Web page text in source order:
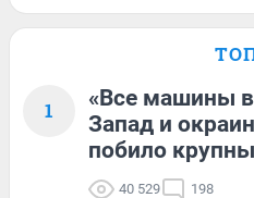
1
«Все машины
Запад и
побило
40 529 198